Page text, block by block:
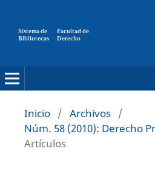
Sistema de
Bibliotecas
Facultad de
Derecho
Inicio / Archivos /
Núm. 58 (2010): Derecho
Artículos